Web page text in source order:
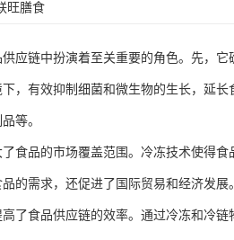
旺膳食
应链中扮演着至关重要的角色。先，
，有效抑制细菌和微生物的生长，延
等。
食品的市场覆盖范围。冷冻技术使得
的需求，还促进了国际贸易和经济发展。
了食品供应链的效率。通过冷冻和冷